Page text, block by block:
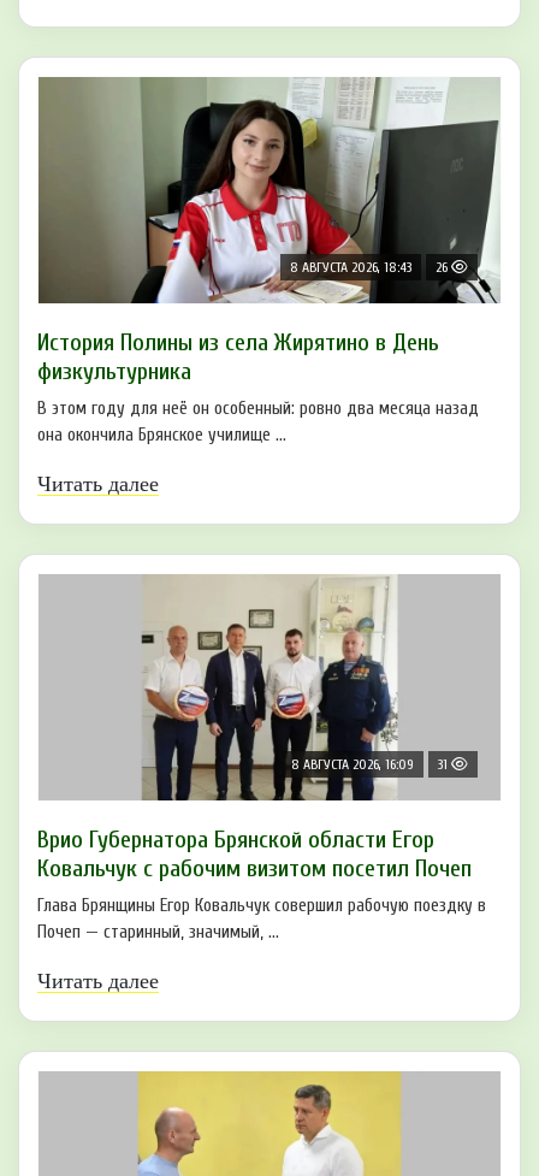
8 АВГУСТА 2026, 18:43 26
История Полины из села Жирятино в День
физкультурника
В этом году для неё он особенный: ровно два месяца назад
она окончила Брянское училище ...
Читать далее
8 АВГУСТА 2026, 16:09 31
Врио Губернатора Брянской области Егор
Ковальчук с рабочим визитом посетил Почеп
Глава Брянщины Егор Ковальчук совершил рабочую поездку в
Почеп — старинный, значимый, ...
Читать далее